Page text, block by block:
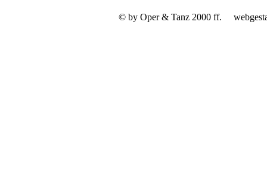
© by Oper & Tanz 2000 ff.